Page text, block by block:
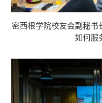
密西根学院校友会副秘书
如何服